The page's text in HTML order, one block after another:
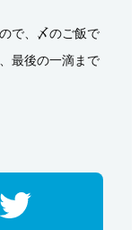
で、〆のご飯で
最後の一滴まで